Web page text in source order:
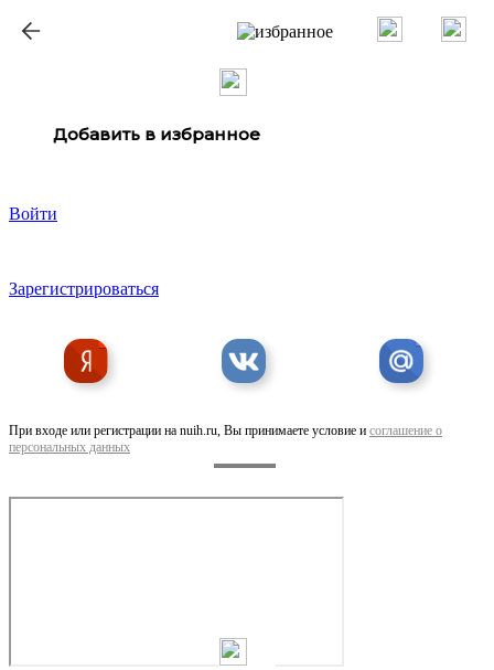
Добавить в избранное
Войти
Зарегистрироваться
При входе или регистрации на nuih.ru, Вы принимаете условие и соглашение о
персональных данных